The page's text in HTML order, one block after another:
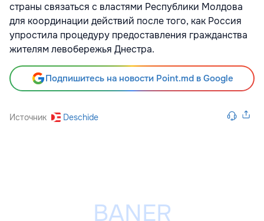
страны связаться с властями Республики Молдова
для координации действий после того, как Россия
упростила процедуру предоставления гражданства
жителям левобережья Днестра.
Подпишитесь на новости Point.md в Google
Источник Deschide